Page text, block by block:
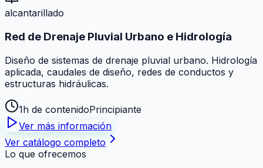
alcantarillado
Red de Drenaje Pluvial Urbano e Hidrología
Diseño de sistemas de drenaje pluvial urbano. Hidrología
aplicada, caudales de diseño, redes de conductos y
estructuras hidráulicas.
1h de contenidoPrincipiante
Ver más información
Ver catálogo completo
Lo que ofrecemos